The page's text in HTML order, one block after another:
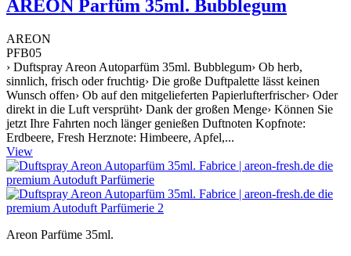
AREON Parfüm 35ml. Bubblegum
AREON
PFB05
› Duftspray Areon Autoparfüm 35ml. Bubblegum› Ob herb,
sinnlich, frisch oder fruchtig› Die große Duftpalette lässt keinen
Wunsch offen› Ob auf den mitgelieferten Papierlufterfrischer› Oder
direkt in die Luft versprüht› Dank der großen Menge› Können Sie
jetzt Ihre Fahrten noch länger genießen Duftnoten Kopfnote:
Erdbeere, Fresh Herznote: Himbeere, Apfel,...
View
Areon Parfüme 35ml.